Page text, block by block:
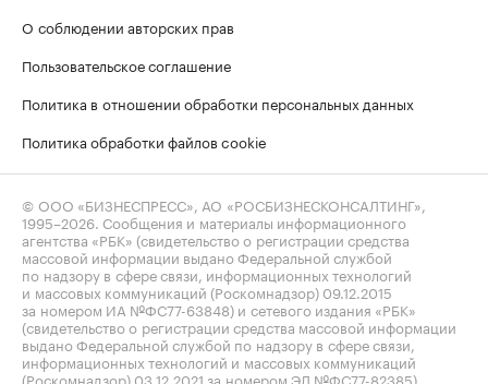
О соблюдении авторских прав
Пользовательское соглашение
Политика в отношении обработки персональных данных
Политика обработки файлов cookie
© ООО «БИЗНЕСПРЕСС», АО «РОСБИЗНЕСКОНСАЛТИНГ»,
1995–2026 . Сообщения и материалы информационного
агентства «РБК» (свидетельство о регистрации средства
массовой информации выдано Федеральной службой
по надзору в сфере связи, информационных технологий
и массовых коммуникаций (Роскомнадзор) 09.12.2015
за номером ИА №ФС77-63848) и сетевого издания «РБК»
(свидетельство о регистрации средства массовой информации
выдано Федеральной службой по надзору в сфере связи,
информационных технологий и массовых коммуникаций
(Роскомнадзор) 03.12.2021 за номером ЭЛ №ФС77-82385)